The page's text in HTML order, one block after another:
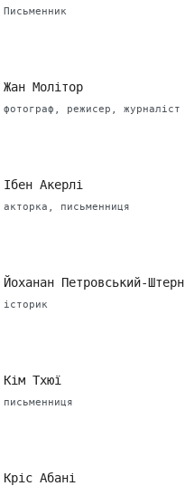
Письменник
Жан Молітор
фотограф, режисер, журналіст
Ібен Акерлі
акторка, письменниця
Йоханан Петровський-Штерн
історик
Кім Тхюї
письменниця
Кріс Абані